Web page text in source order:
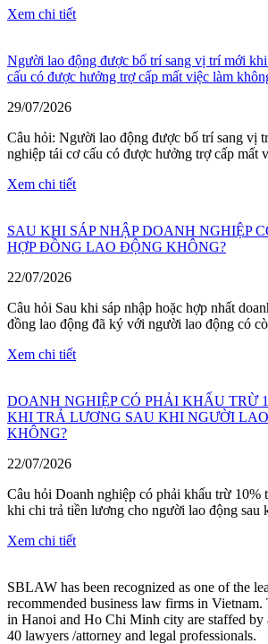
Xem chi tiết
Người lao động được bố trí sang vị trí mới
cấu có được hưởng trợ cấp mất việc làm
29/07/2026
Câu hỏi: Người lao động được bố trí sang vị
nghiệp tái cơ cấu có được hưởng trợ cấp mất
Xem chi tiết
SAU KHI SÁP NHẬP DOANH NGHIỆP
HỢP ĐỒNG LAO ĐỘNG KHÔNG?
22/07/2026
Câu hỏi Sau khi sáp nhập hoặc hợp nhất
đồng lao động đã ký với người lao động có
Xem chi tiết
DOANH NGHIỆP CÓ PHẢI KHẤU TRỪ
KHI TRẢ LƯƠNG SAU KHI NGƯỜI
KHÔNG?
22/07/2026
Câu hỏi Doanh nghiệp có phải khấu trừ 10%
khi chi trả tiền lương cho người lao động sau
Xem chi tiết
SBLAW has been recognized as one of the
recommended business law firms in
in Hanoi and Ho Chi Minh city are staffed by
40 lawyers /attorney and legal professionals.